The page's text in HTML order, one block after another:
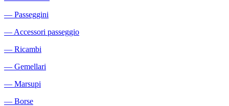
― Passeggini
― Accessori passeggio
― Ricambi
― Gemellari
― Marsupi
― Borse